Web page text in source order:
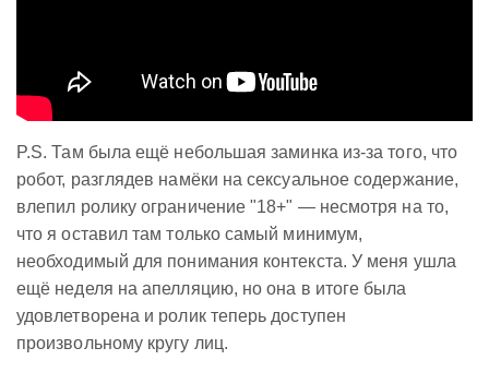
P.S. Там была ещё небольшая заминка из-за того, что
робот, разглядев намёки на сексуальное содержание,
влепил ролику ограничение "18+" — несмотря на то,
что я оставил там только самый минимум,
необходимый для понимания контекста. У меня ушла
ещё неделя на апелляцию, но она в итоге была
удовлетворена и ролик теперь доступен
произвольному кругу лиц.